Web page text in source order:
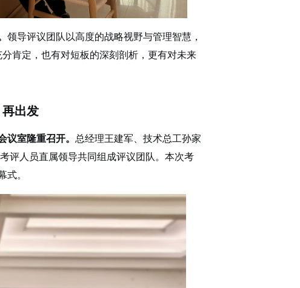
领导评议团队 以高度的战略视野与管理智慧 ，
分肯定，也有对短板的深刻剖析，更有对未来
再出发
议室隆重召开。 总经理王建军、技术总工孙家
评人员直属领导共同组成评议团队。本次考
式。